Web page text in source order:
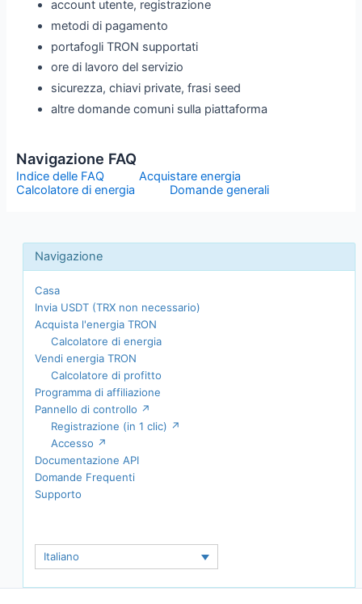
account utente, registrazione
metodi di pagamento
portafogli TRON supportati
ore di lavoro del servizio
sicurezza, chiavi private, frasi seed
altre domande comuni sulla piattaforma
Navigazione FAQ
Indice delle FAQ
Acquistare energia
Calcolatore di energia
Domande generali
Casa
Invia USDT (TRX non necessario)
Acquista l'energia TRON
Calcolatore di energia
Vendi energia TRON
Calcolatore di profitto
Programma di affiliazione
Pannello di controllo ↗
Registrazione (in 1 clic) ↗
Accesso ↗
Documentazione API
Domande Frequenti
Supporto
Italiano